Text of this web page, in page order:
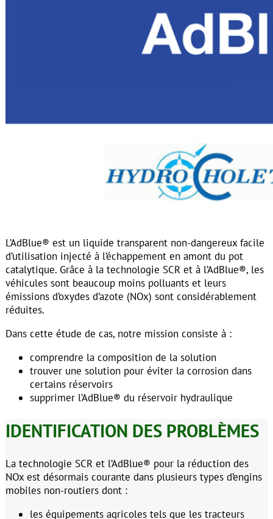
L’AdBlue® est un liquide transparent non-dangereux facile
d’utilisation injecté à l’échappement en amont du pot
catalytique. Grâce à la technologie SCR et à l’AdBlue®, les
véhicules sont beaucoup moins polluants et leurs
émissions d’oxydes d’azote (NOx) sont considérablement
réduites.
Dans cette étude de cas, notre mission consiste à :
comprendre la composition de la solution
trouver une solution pour éviter la corrosion dans
certains réservoirs
supprimer l’AdBlue® du réservoir hydraulique
IDENTIFICATION DES PROBLÈMES
La technologie SCR et l’AdBlue® pour la réduction des
NOx est désormais courante dans plusieurs types d’engins
mobiles non-routiers dont :
les équipements agricoles tels que les tracteurs